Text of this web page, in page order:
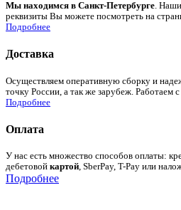
Мы находимся в Санкт-Петербурге.
реквизиты Вы можете посмотреть на
Подробнее
Доставка
Осуществляем оперативную сборку и
точку России, а так же зарубеж. Работаем с
Подробнее
Оплата
У нас есть множество способов оплаты:
дебетовой картой, SberPay, T-Pay или
Подробнее